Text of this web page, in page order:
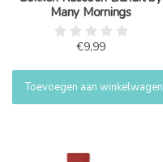
Many Mornings
€9,99
Toevoegen aan winkelwagen